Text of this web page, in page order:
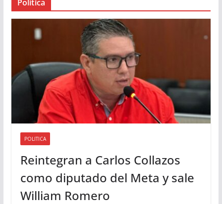
Política
POLITICA
Reintegran a Carlos Collazos
como diputado del Meta y sale
William Romero